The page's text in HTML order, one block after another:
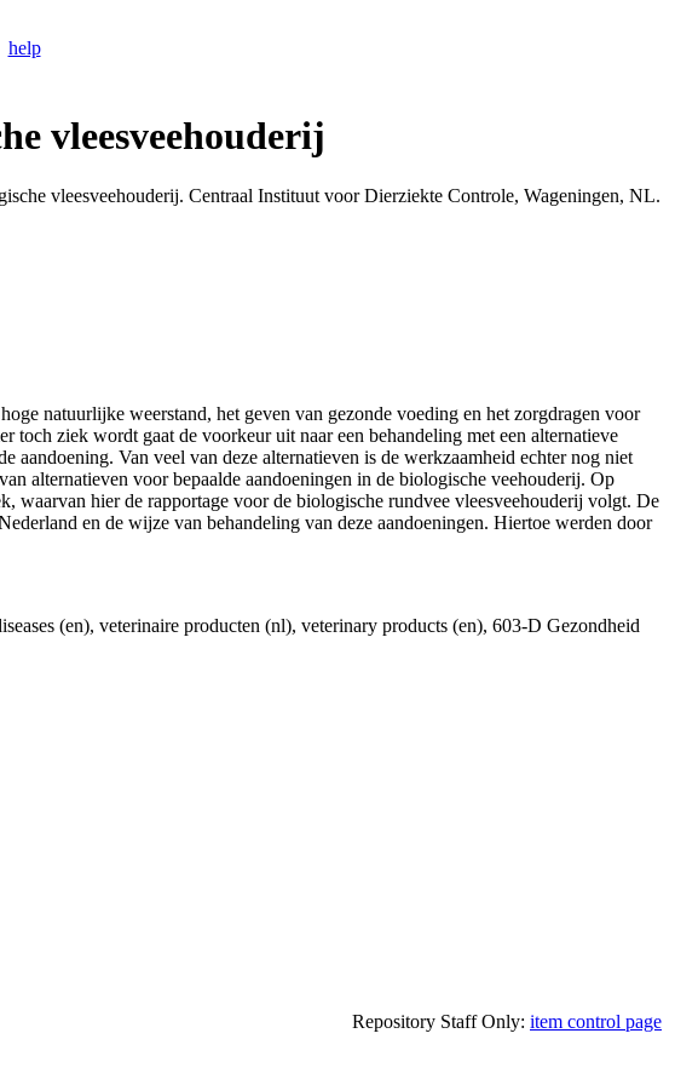
help
vleesveehouderij
vleesveehouderij. Centraal Instituut voor Dierziekte Controle, Wageningen, NL.
natuurlijke weerstand, het geven van gezonde voeding en het zorgdragen voor
ziek wordt gaat de voorkeur uit naar een behandeling met een alternatieve
aandoening. Van veel van deze alternatieven is de werkzaamheid echter nog niet
alternatieven voor bepaalde aandoeningen in de biologische veehouderij. Op
waarvan hier de rapportage voor de biologische rundvee vleesveehouderij volgt. De
en de wijze van behandeling van deze aandoeningen. Hiertoe werden door
(en), veterinaire producten (nl), veterinary products (en), 603-D Gezondheid
Repository Staff Only: item control page